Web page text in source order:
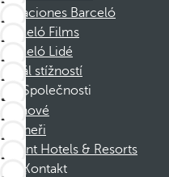
Vacaciones Barceló
Barceló Films
Barceló Lidé
Kanál stížností
Společnosti
Členové
Partneři
Dorint Hotels & Resorts
Kontakt